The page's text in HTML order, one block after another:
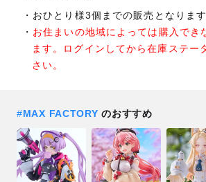
おひとり様3個までの販売となります
お住まいの地域によっては購入でき
ます。ログインしてから在庫ステー
さい。
#MAX FACTORY のおすすめ